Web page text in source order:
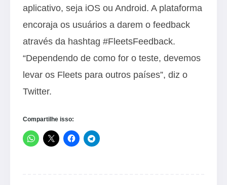
aplicativo, seja iOS ou Android. A plataforma
encoraja os usuários a darem o feedback
através da hashtag #FleetsFeedback.
“Dependendo de como for o teste, devemos
levar os Fleets para outros países”, diz o
Twitter.
Compartilhe isso: